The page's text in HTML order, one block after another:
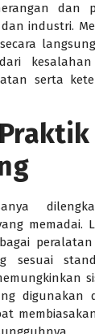
dan
industri.
serta
memadai.
sesuai
digunakan